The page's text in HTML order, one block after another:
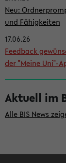
n
l
e
i
s
t
e
Neu:
und Fähigkeiten
17.06.26
Feedback
der "Meine Uni"-
Aktuell im
Alle BIS News